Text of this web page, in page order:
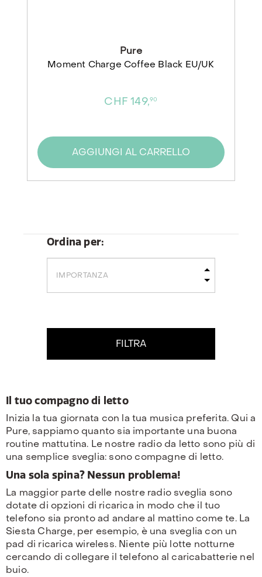
Pure
Moment Charge Coffee Black EU/UK
CHF 149,90
AGGIUNGI AL CARRELLO
Ordina per:
FILTRA
Il tuo compagno di letto
Inizia la tua giornata con la tua musica preferita. Qui a
Pure, sappiamo quanto sia importante una buona
routine mattutina. Le nostre radio da letto sono più di
una semplice sveglia: sono compagne di letto.
Una sola spina? Nessun problema!
La maggior parte delle nostre radio sveglia sono
dotate di opzioni di ricarica in modo che il tuo
telefono sia pronto ad andare al mattino come te. La
Siesta Charge, per esempio, è una sveglia con un
pad di ricarica wireless. Niente più lotte notturne
cercando di collegare il telefono al caricabatterie nel
buio.